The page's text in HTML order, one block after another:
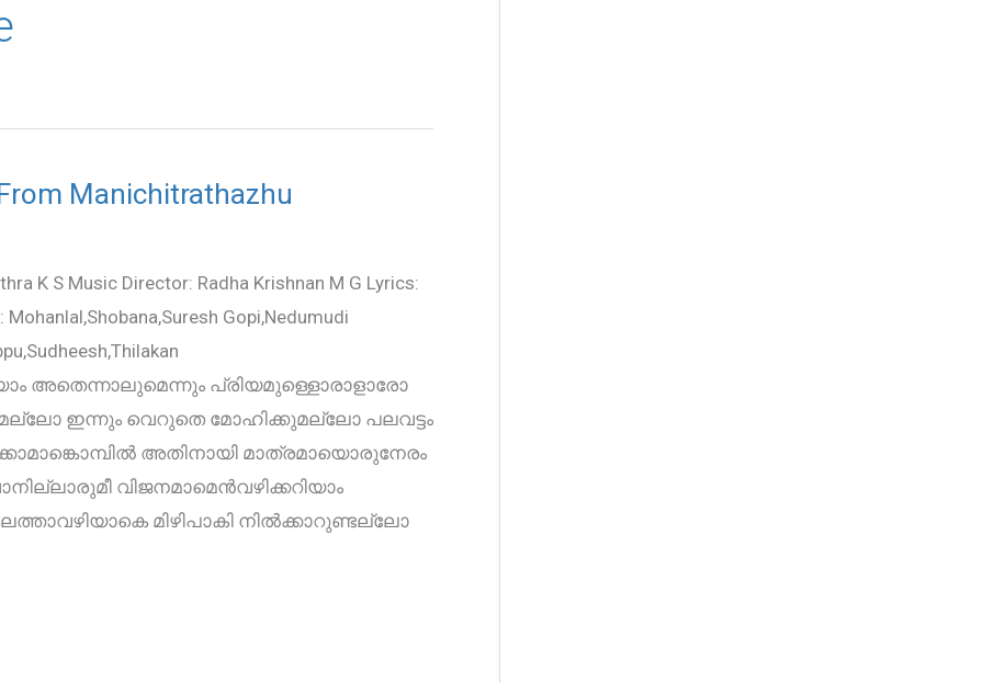
Manichitrathazhu
K S Music Director: Radha Krishnan M G Lyrics:
Gopi,Nedumudi
അതെന്നാലുമെന്നും പ്രിയമുള്ളൊരാളാരോ
ഇന്നും വെറുതെ മോഹിക്കുമല്ലോ പലവട്ടം
അതിനായി മാത്രമായൊരുനേരം
വിജനമാമെന്‍വഴിക്കറിയാം
മിഴിപാകി നില്‍ക്കാറുണ്ടല്ലോ